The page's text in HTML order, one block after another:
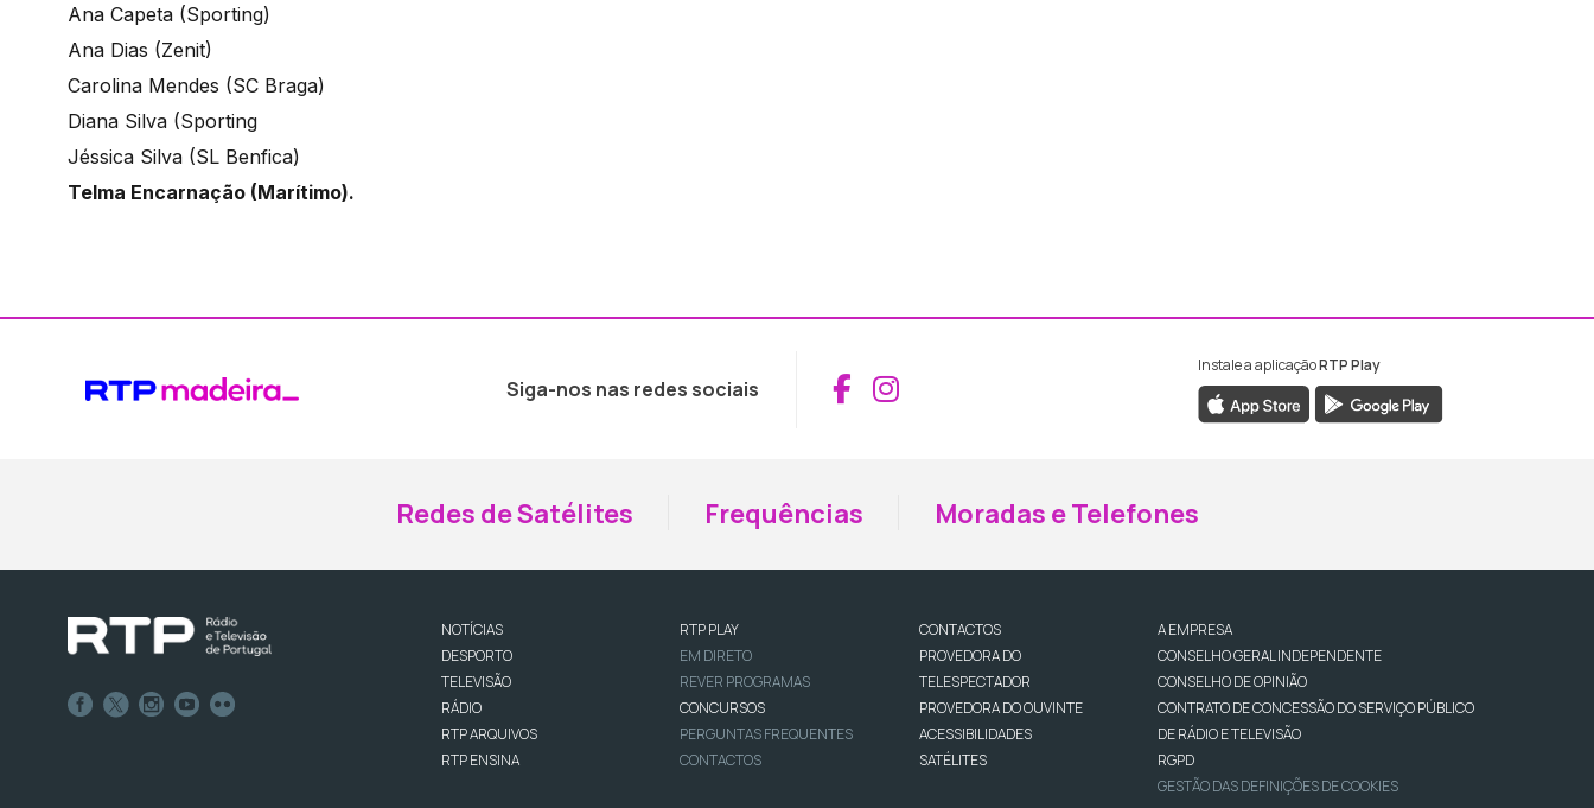
Ana Capeta (Sporting)
Ana Dias (Zenit)
Carolina Mendes (SC Braga)
Diana Silva (Sporting
Jéssica Silva (SL Benfica)
Telma Encarnação (Marítimo).
Siga-nos nas redes sociais Aceder ao Facebook da RTP Madeira
Aceder ao Instagram da RTP Madeira
Instale a aplicaçãoRTP Play
Redes de Satélites Frequências Moradas e Telefones
NOTÍCIAS
DESPORTO
TELEVISÃO
RÁDIO
RTP ARQUIVOS
RTP ENSINA
RTP PLAY
EM DIRETO
REVER PROGRAMAS
CONCURSOS
PERGUNTAS FREQUENTES
CONTACTOS
CONTACTOS
PROVEDORA DO
TELESPECTADOR
PROVEDORA DO OUVINTE
ACESSIBILIDADES
SATÉLITES
A EMPRESA
CONSELHO GERAL INDEPENDENTE
CONSELHO DE OPINIÃO
CONTRATO DE CONCESSÃO DO SERVIÇO PÚBLICO
DE RÁDIO E TELEVISÃO
RGPD
GESTÃO DAS DEFINIÇÕES DE COOKIES